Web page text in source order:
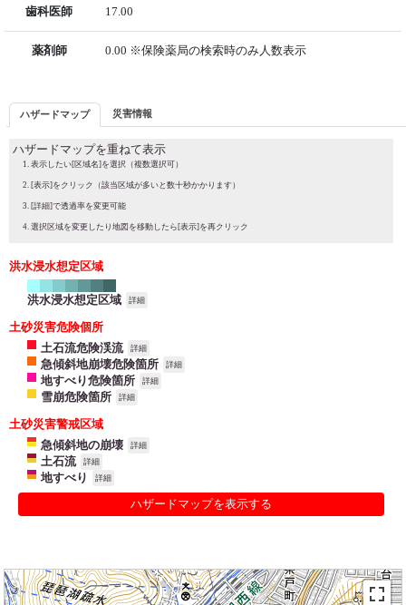
歯科医師 17.00
薬剤師 0.00 ※保険薬局の検索時のみ人数表示
ハザードマップ 災害情報
ハザードマップを重ねて表示
表示したい[区域名]を選択（複数選択可）
[表示]をクリック（該当区域が多いと数十秒かかります）
[詳細]で透過率を変更可能
選択区域を変更したり地図を移動したら[表示]を再クリック
洪水浸水想定区域
洪水浸水想定区域 詳細
土砂災害危険個所
土石流危険渓流
詳細
急傾斜地崩壊危険箇所 詳細
地すべり危険箇所 詳細
雪崩危険箇所 詳細
土砂災害警戒区域
急傾斜地の崩壊
詳細
土石流 詳細
地すべり 詳細
ハザードマップを表示する